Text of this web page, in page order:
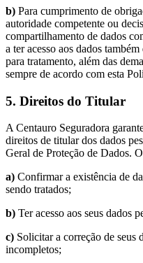
b) Para cumprimento de
autoridade competente ou
compartilhamento de dados
a ter acesso aos dados
para tratamento, além das
sempre de acordo com esta
5. Direitos do Titular
A Centauro Seguradora
direitos de titular dos dados
Geral de Proteção de Dados.
a) Confirmar a existência de
sendo tratados;
b) Ter acesso aos seus dados
c) Solicitar a correção de seus
incompletos;